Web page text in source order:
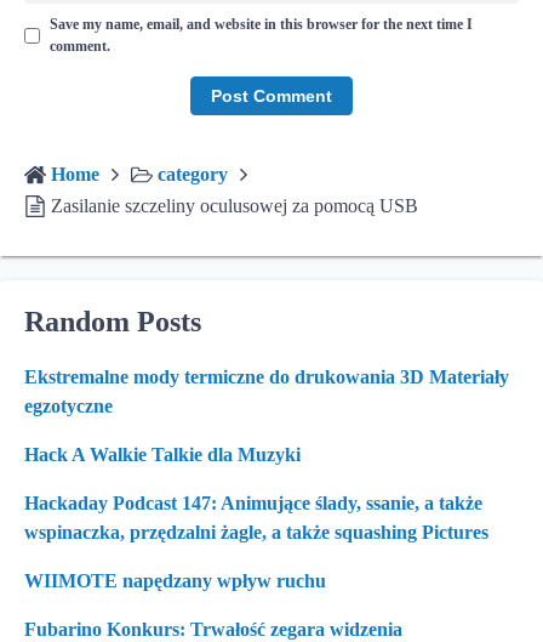
Save my name, email, and website in this browser for the next time I
comment.
Home
category
Zasilanie szczeliny oculusowej za pomocą USB
Random Posts
Ekstremalne mody termiczne do drukowania 3D Materiały
egzotyczne
Hack A Walkie Talkie dla Muzyki
Hackaday Podcast 147: Animujące ślady, ssanie, a także
wspinaczka, przędzalni żagle, a także squashing Pictures
WIIMOTE napędzany wpływ ruchu
Fubarino Konkurs: Trwałość zegara widzenia